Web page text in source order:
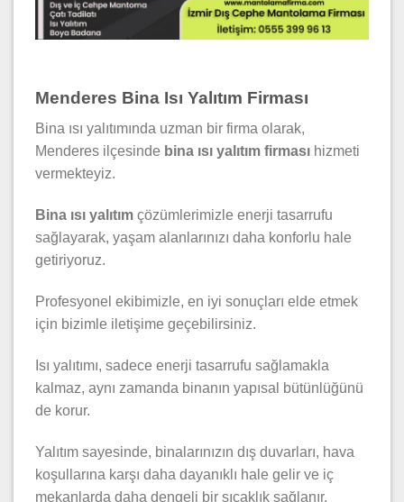
Menderes Bina Isı Yalıtım Firması
Bina ısı yalıtımında uzman bir firma olarak,
Menderes ilçesinde bina ısı yalıtım firması hizmeti
vermekteyiz.
Bina ısı yalıtım çözümlerimizle enerji tasarrufu
sağlayarak, yaşam alanlarınızı daha konforlu hale
getiriyoruz.
Profesyonel ekibimizle, en iyi sonuçları elde etmek
için bizimle iletişime geçebilirsiniz.
Isı yalıtımı, sadece enerji tasarrufu sağlamakla
kalmaz, aynı zamanda binanın yapısal bütünlüğünü
de korur.
Yalıtım sayesinde, binalarınızın dış duvarları, hava
koşullarına karşı daha dayanıklı hale gelir ve iç
mekanlarda daha dengeli bir sıcaklık sağlanır.